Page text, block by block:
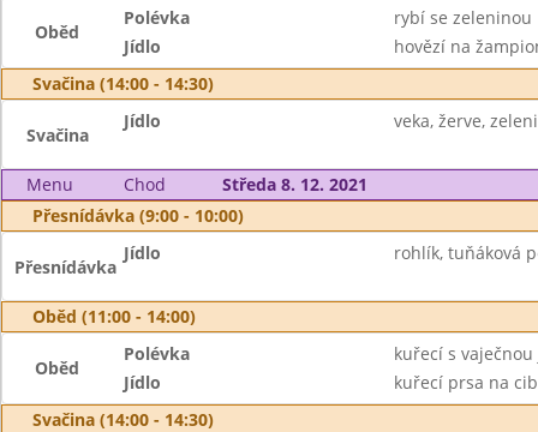
Oběd
Polévka
rybí se zeleninou
Jídlo
hovězí na
Svačina (14:00 - 14:30)
Svačina
Jídlo veka, žerve,
Menu Chod
Středa 8. 12. 2021
Přesnídávka (9:00 - 10:00)
Přesnídávka
Jídlo rohlík, tuňáková
Oběd (11:00 - 14:00)
Oběd
Polévka
kuřecí s
Jídlo
kuřecí prsa na
Svačina (14:00 - 14:30)